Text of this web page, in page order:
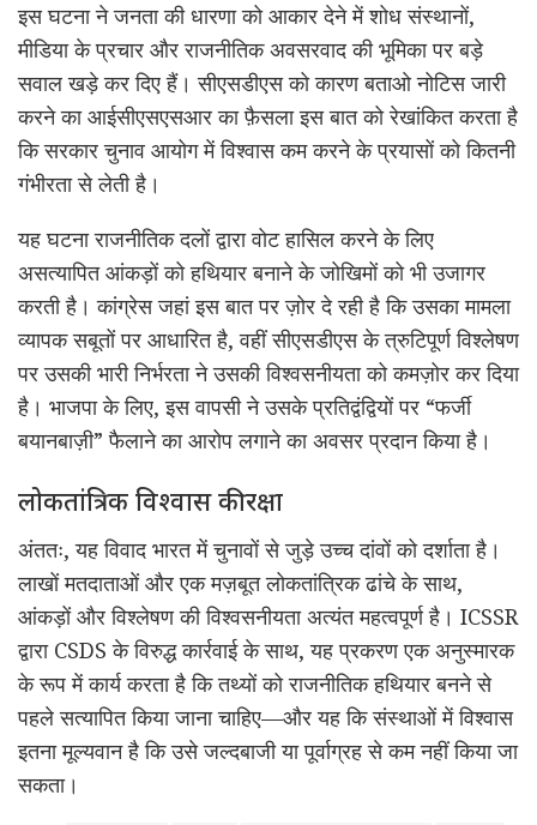
इस घटना ने जनता की धारणा को आकार देने में शोध संस्थानों,
मीडिया के प्रचार और राजनीतिक अवसरवाद की भूमिका पर बड़े
सवाल खड़े कर दिए हैं। सीएसडीएस को कारण बताओ नोटिस जारी
करने का आईसीएसएसआर का फ़ैसला इस बात को रेखांकित करता है
कि सरकार चुनाव आयोग में विश्वास कम करने के प्रयासों को कितनी
गंभीरता से लेती है।
यह घटना राजनीतिक दलों द्वारा वोट हासिल करने के लिए
असत्यापित आंकड़ों को हथियार बनाने के जोखिमों को भी उजागर
करती है। कांग्रेस जहां इस बात पर ज़ोर दे रही है कि उसका मामला
व्यापक सबूतों पर आधारित है, वहीं सीएसडीएस के त्रुटिपूर्ण विश्लेषण
पर उसकी भारी निर्भरता ने उसकी विश्वसनीयता को कमज़ोर कर दिया
है। भाजपा के लिए, इस वापसी ने उसके प्रतिद्वंद्वियों पर “फर्जी
बयानबाज़ी” फैलाने का आरोप लगाने का अवसर प्रदान किया है।
लोकतांत्रिक विश्वास की रक्षा
अंततः, यह विवाद भारत में चुनावों से जुड़े उच्चदांवोंको दर्शाता है।
लाखों मतदाताओं और एकमज़बूतलोकतांत्रिक ढांचे के साथ,
आंकड़ों औरविश्लेषण की विश्वसनीयता अत्यंत महत्वपूर्ण है । ICSSR
द्वारा CSDSके विरुद्धकार्रवाईके साथ, यह प्रकरण एकअनुस्मारक
के रूप में कार्य करता है कि तथ्यों को राजनीतिक हथियार बनने से
पहले सत्यापित किया जाना चाहिए—और यह कि संस्थाओं में विश्वास
इतना मूल्यवान है कि उसे जल्दबाजी या पूर्वाग्रह से कम नहीं किया जा
सकता।